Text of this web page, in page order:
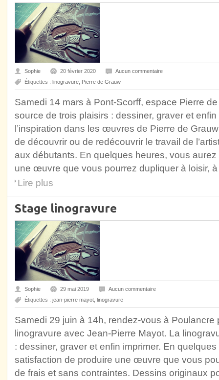
Sophie 20 février 2020
Aucun commentaire
Étiquettes : linogravure Pierre de Grauw
Samedi 14 mars à Pont-Scorff, espace Pierre
source de trois plaisirs : dessiner, graver et
l’inspiration dans les œuvres de Pierre de
de découvrir ou de redécouvrir le travail de
aux débutants. En quelques heures, vous
une œuvre que vous pourrez dupliquer à loisir,
Lire plus
Stage linogravure
Sophie 29 mai 2019
Aucun commentaire
Étiquettes : jean-pierre mayot linogravure
Samedi 29 juin à 14h, rendez-vous à Poulancre
linogravure avec Jean-Pierre Mayot. La
: dessiner, graver et enfin imprimer. En
satisfaction de produire une œuvre que vous
de frais et sans contraintes. Dessins originaux